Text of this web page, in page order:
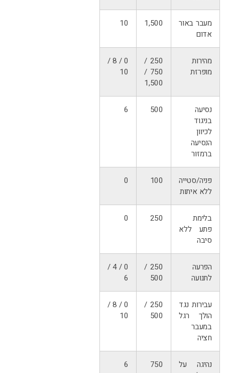
מעבר באור
אדום
1,500
10
מהירות
מופרזת
250 /
750 /
1,500
0 / 8 /
10
נסיעה
בניגוד
לכיוון
הנסיעה
ברמזור
500
6
פניה/סטייה
ללא איתות
100
0
בלימת
פתע ללא
סיבה
250
0
הפרעה
לתנועה
250 /
500
0 / 4 /
6
עבירות נגד
הולך רגל
במעבר
חציה
250 /
500
0 / 8 /
10
נהיגה על
750
6